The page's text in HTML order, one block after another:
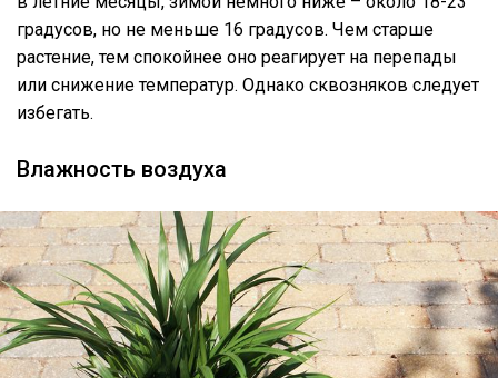
градусов, но не меньше 16 градусов. Чем старше
растение, тем спокойнее оно реагирует на перепады
или снижение температур. Однако сквозняков следует
избегать.
Влажность воздуха